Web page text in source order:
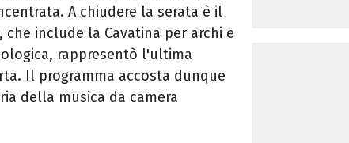
A chiudere la serata è il
, che include la Cavatina per archi e
rappresentò l'ultima
Il programma accosta dunque
della musica da camera